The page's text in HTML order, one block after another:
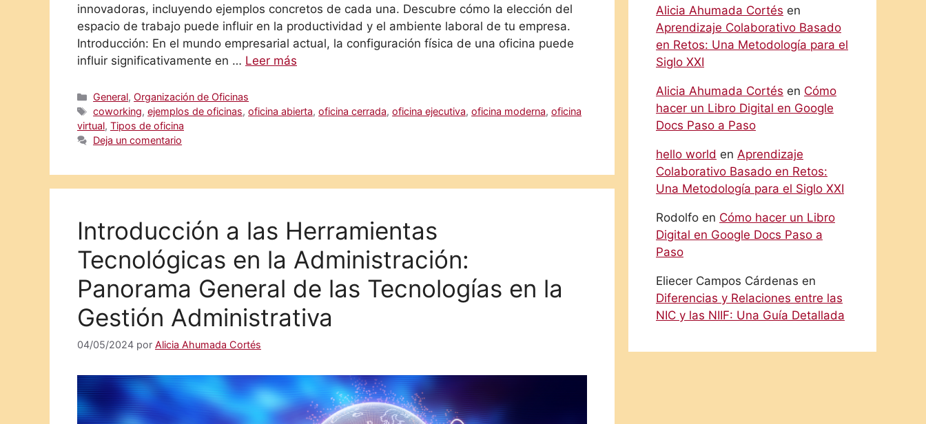
innovadoras, incluyendo ejemplos concretos de cada una. Descubre cómo la elección del
espacio de trabajo puede influir en la productividad y el ambiente laboral de tu empresa.
Introducción: En el mundo empresarial actual, la configuración física de una oficina puede
influir significativamente en … Leer más
Categorías
General, Organización de Oficinas
Etiquetas
coworking,ejemplos de oficinas,oficina abierta,oficina cerrada,oficina ejecutiva,oficina moderna,oficina
virtual, Tipos de oficina
Deja un comentario
Introducción a las Herramientas
Tecnológicas en la Administración:
Panorama General de las Tecnologías en la
Gestión Administrativa
04/05/2024 por Alicia Ahumada Cortés
Alicia Ahumada Cortés en
Aprendizaje Colaborativo Basado
en Retos: Una Metodología para el
Siglo XXI
Alicia Ahumada Cortés en Cómo
hacer un Libro Digital en Google
Docs Paso a Paso
hello world en Aprendizaje
Colaborativo Basado en Retos:
Una Metodología para el Siglo XXI
Rodolfo en Cómo hacer un Libro
Digital en Google Docs Paso a
Paso
Eliecer Campos Cárdenas en
Diferencias y Relaciones entre las
NIC y las NIIF: Una Guía Detallada